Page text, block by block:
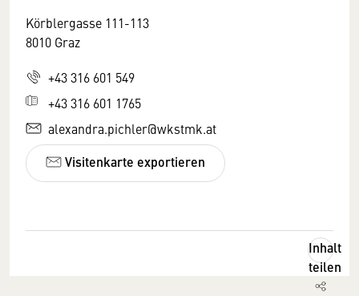
Körblergasse 111-113
8010 Graz
+43 316 601 549
+43 316 601 1765
alexandra.pichler@wkstmk.at
Visitenkarte exportieren
Inhalt
teilen